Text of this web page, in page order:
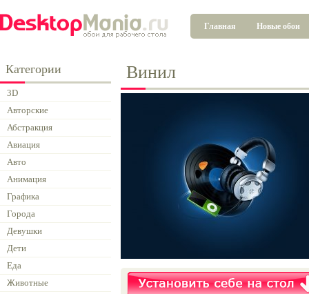
Главная Новые обои
Категории
3D
Авторские
Абстракция
Авиация
Авто
Анимация
Графика
Города
Девушки
Дети
Еда
Животные
Винил